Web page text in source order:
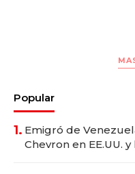
Popular
1. Emigró de
Chevron en EE.UU.